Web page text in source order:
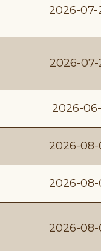
2026-07-
2026-07-
2026-06-
2026-08-
2026-08-
2026-08-